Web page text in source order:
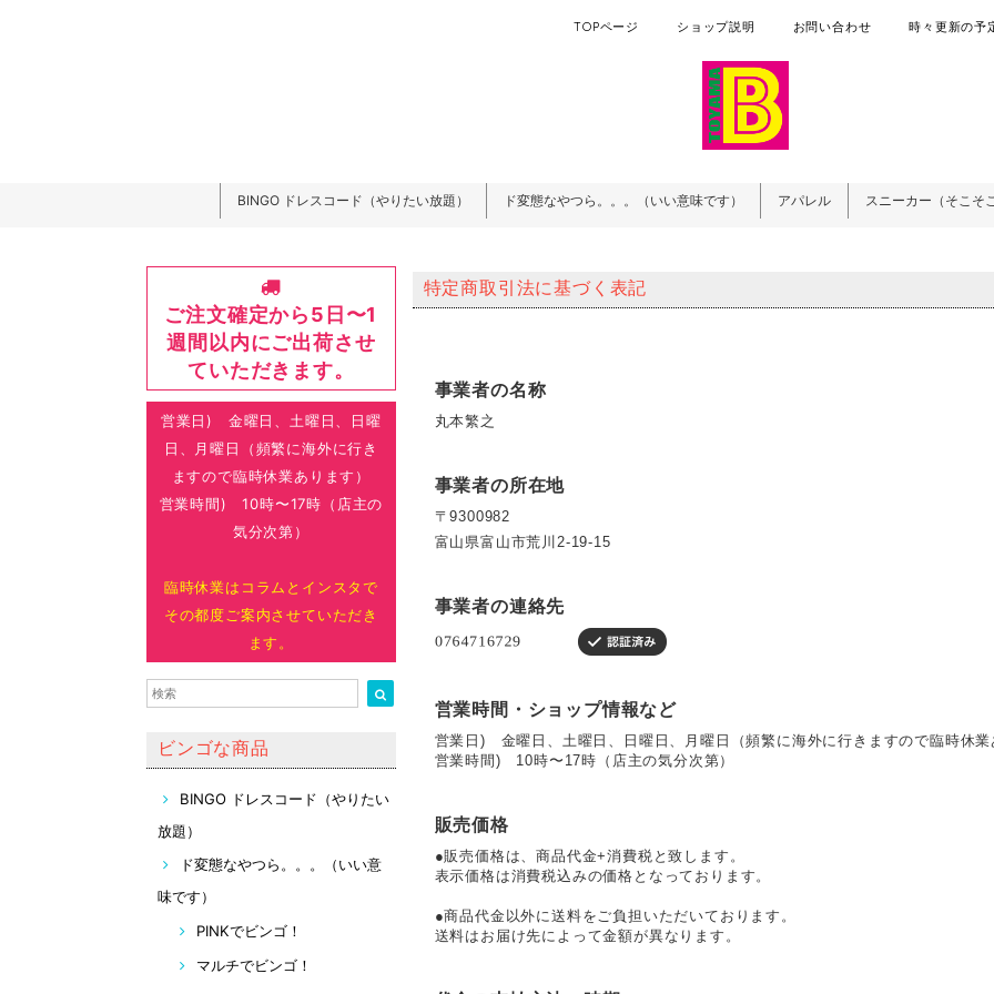
TOPページ ショップ説明 お問い合わせ 時々更新の予
BINGO ドレスコード（やりたい放題） ド変態なやつら。。。（いい意味です） アパレル スニーカー（そこそ
ご注文確定から5日〜1
週間以内にご出荷させ
ていただきます。
営業日) 金曜日、土曜日、日曜
日、月曜日（頻繁に海外に行き
ますので臨時休業あります）
営業時間) 10時〜17時（店主の
気分次第）
臨時休業はコラムとインスタで
その都度ご案内させていただき
ます。
ビンゴな商品
BINGO ドレスコード（やりたい
放題）
ド変態なやつら。。。（いい意
味です）
PINKでビンゴ！
マルチでビンゴ！
特定商取引法に基づく表記
事業者の名称
丸本繁之
事業者の所在地
〒9300982
富山県富山市荒川2-19-15
事業者の連絡先
営業時間・ショップ情報など
営業日) 金曜日、土曜日、日曜日、月曜日（頻繁に海外に行きますので臨時休業
営業時間) 10時〜17時（店主の気分次第）
販売価格
●販売価格は、商品代金+消費税と致します。
表示価格は消費税込みの価格となっております。
●商品代金以外に送料をご負担いただいております。
送料はお届け先によって金額が異なります。